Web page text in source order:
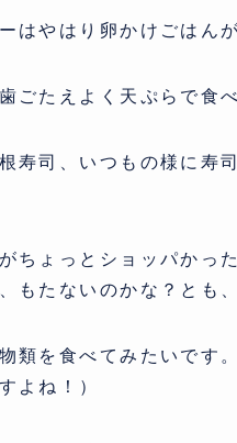
はやはり卵かけごはん
ごたえよく天ぷらで食
寿司、いつもの様に寿
ちょっとショッパかっ
もたないのかな？とも
類を食べてみたいです
よね！）